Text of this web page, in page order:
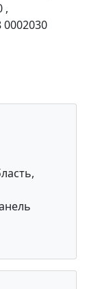
,
0002030